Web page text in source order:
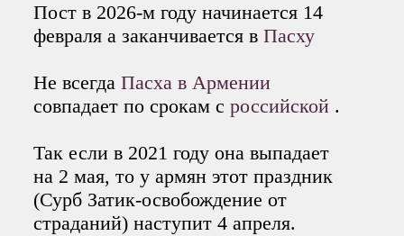
Пост в 2026-м году начинается 14
февраля а заканчивается вПасху
Не всегдаПасха в Армении
совпадает по срокам сроссийской .
Так если в 2021 году она выпадает
на 2 мая, то у армян этот праздник
(Сурб Затик-освобождение от
страданий) наступит 4 апреля.